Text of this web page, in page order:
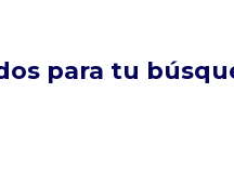
para tu